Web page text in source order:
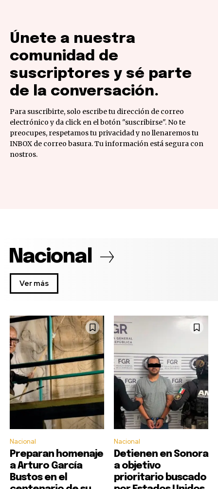
Únete a nuestra
comunidad de
suscriptores y sé parte
de la conversación.
Para suscribirte, solo escribe tu dirección de correo
electrónico y da click en el botón "suscribirse". No te
preocupes, respetamos tu privacidad y no llenaremos tu
INBOX de correo basura. Tu información está segura con
nostros.
Nacional
Ver más
Nacional
Preparan homenaje
a Arturo García
Bustos en el
Nacional
Detienen en Sonora
a objetivo
prioritario buscado